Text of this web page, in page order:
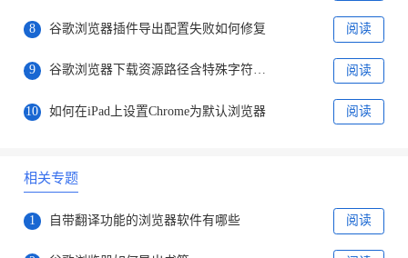
8 谷歌浏览器插件导出配置失败如何修复 阅读
9 谷歌浏览器下载资源路径含特殊字符修复方法 阅读
10 如何在iPad上设置Chrome为默认浏览器 阅读
相关专题
1 自带翻译功能的浏览器软件有哪些 阅读